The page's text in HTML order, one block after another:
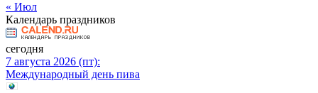
« Июл
Календарь праздников
сегодня
7 августа 2026 (пт):
Международный день пива